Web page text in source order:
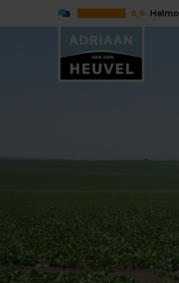
8,9